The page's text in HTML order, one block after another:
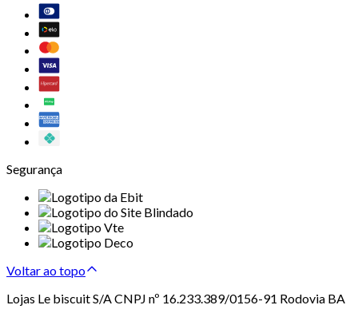
Segurança
Voltar ao topo
Lojas Le biscuit S/A CNPJ nº 16.233.389/0156-91 Rodovia BA